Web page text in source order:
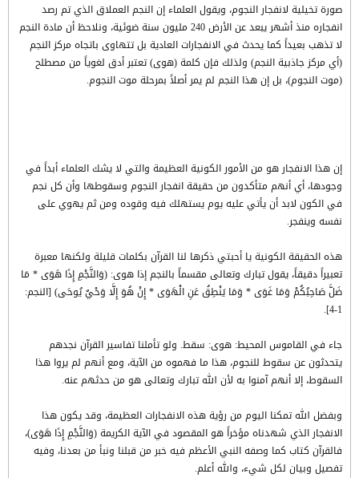
صورة تخيلية لانفجار النجوم، ويقول العلماء إن النجم العملاق الذي تم رصد
انفجاره منذ أشهر يبعد عن الأرض 240 مليون سنة ضوئية، ونلاحظ أن مادة النجم
لا تذهب بعيداً كما يحدث في الانفجارات العادية بل تتهاوى باتجاه مركز النجم
(أي مركز جاذبية النجم) ولذلك فإن كلمة (هوى) تعتبر أدق لغوياً من مصطلح
(موت النجوم)، بل إن هذا النجم لم يمر أصلاً بمرحلة موت النجوم.
إن هذا الانفجار هو من الأمور الكونية العظيمة والتي لا يشك العلماء أبداً في
وجودها، أي أنهم متأكدون من حقيقة انفجار النجوم وسقوطها وأن كل نجم
في الكون لابد أن يأتي عليه يوم يستهلك فيه وقوده ومن ثم يهوي على
نفسه وينفجر.
هذه الحقيقة الكونية يا أحبتي ذكرها لنا القرآن بكلمات قليلة ولكنها معبرة
تعبيراً دقيقاً، يقول تبارك وتعالى مقسماً بالنجم إذا هوى: (وَالنَّجْمِ إِذَا هَوَى * مَا
ضَلَّ صَاحِبُكُمْ وَمَا غَوَى * وَمَا يَنْطِقُ عَنِ الْهَوَى * إِنْ هُوَ إِلَّا وَحْيٌ يُوحَى) [النجم:
1-4].
جاء في القاموس المحيط: هوى: سقط. ولو تأملنا تفاسير القرآن نجدهم
يتحدثون عن سقوط للنجوم، هذا ما فهموه من الآية، ومع أنهم لم يروا هذا
السقوط، إلا أنهم آمنوا به لأن الله تبارك وتعالى هو من حدثهم عنه.
وبفضل الله تمكنا اليوم من رؤية هذه الانفجارات العظيمة، وقد يكون هذا
الانفجار الذي شهدناه مؤخراً هو المقصود في الآية الكريمة (وَالنَّجْمِ إِذَا هَوَى)،
فالقرآن كتاب كما وصفه النبي الأعظم فيه خبر من قبلنا ونبأ من بعدنا، وفيه
تفصيل وبيان لكل شيء، والله أعلم.